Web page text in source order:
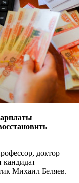
доктор
кандидат
Михаил Беляев.